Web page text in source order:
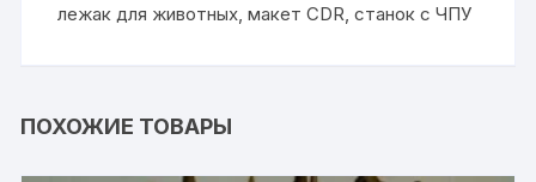
лежак для животных ,макет CDR ,станок с ЧПУ
ПОХОЖИЕ ТОВАРЫ